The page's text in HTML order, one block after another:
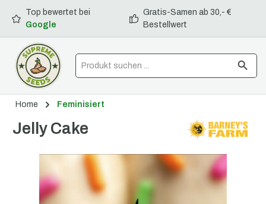
springen
Top bewertet bei
Google
Gratis-Samen ab 30,- €
Bestellwert
Home Feminisiert
Jelly Cake
Bildergalerie überspringen